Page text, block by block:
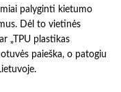
palyginti kietumo
Dėl to vietinės
„TPU plastikas
paieška, o patogiu